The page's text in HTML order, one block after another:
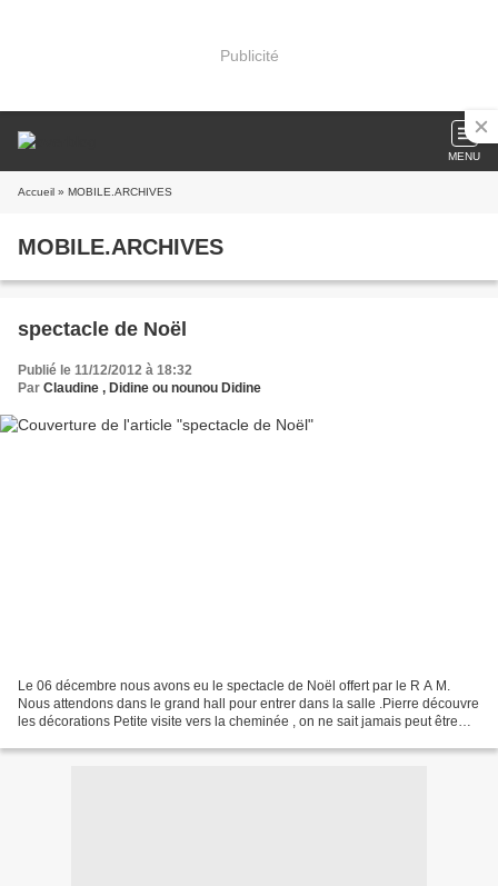
Publicité
MENU
Accueil » MOBILE.ARCHIVES
MOBILE.ARCHIVES
spectacle de Noël
Publié le 11/12/2012 à 18:32
Par Claudine , Didine ou nounou Didine
Le 06 décembre nous avons eu le spectacle de Noël offert par le R A M.
Nous attendons dans le grand hall pour entrer dans la salle .Pierre découvre
les décorations Petite visite vers la cheminée , on ne sait jamais peut être